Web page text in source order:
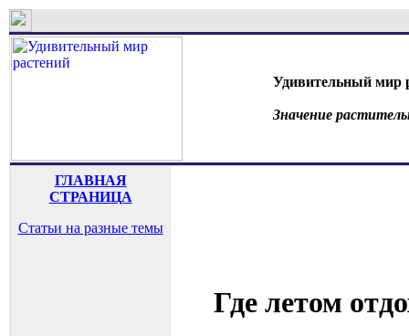
Удивительный мир
Значение
ГЛАВНАЯ
СТРАНИЦА
Статьи на разные темы
Где летом